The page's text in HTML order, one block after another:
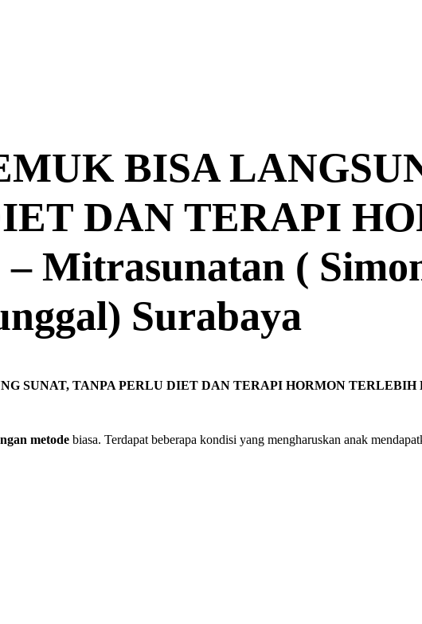
BISA
DAN TERAPI
Mitrasunatan (
Surabaya
SUNAT, TANPA PERLU DIET DAN TERAPI HORMON TERLEBIH
metode biasa. Terdapat beberapa kondisi yang mengharuskan anak